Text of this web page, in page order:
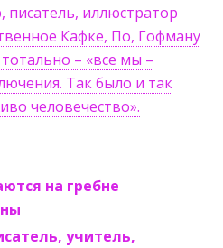
писатель, иллюстратор
Кафке, По, Гофману
– «все мы –
Так было и так
человечество».
на гребне
учитель,